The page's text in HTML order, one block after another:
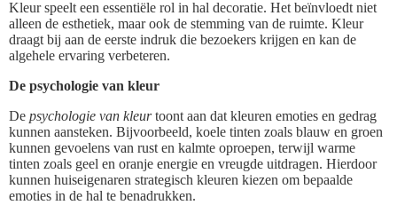
Kleur speelt een essentiële rol in hal decoratie. Het beïnvloedt niet
alleen de esthetiek, maar ook de stemming van de ruimte. Kleur
draagt bij aan de eerste indruk die bezoekers krijgen en kan de
algehele ervaring verbeteren.
De psychologie van kleur
De psychologie van kleurtoont aan dat kleuren emoties en gedrag
kunnen aansteken. Bijvoorbeeld, koele tinten zoals blauw en groen
kunnen gevoelens van rust en kalmte oproepen, terwijl warme
tinten zoals geel en oranje energie en vreugde uitdragen. Hierdoor
kunnen huiseigenaren strategisch kleuren kiezen om bepaalde
emoties in de hal te benadrukken.